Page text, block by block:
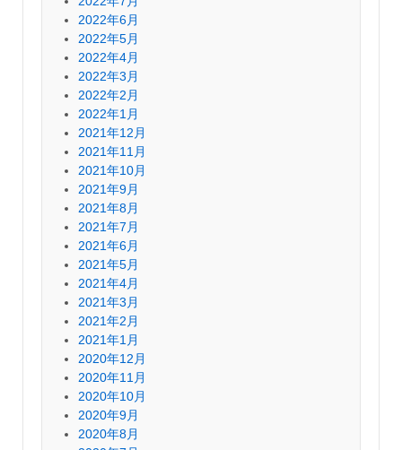
2022年6月
2022年5月
2022年4月
2022年3月
2022年2月
2022年1月
2021年12月
2021年11月
2021年10月
2021年9月
2021年8月
2021年7月
2021年6月
2021年5月
2021年4月
2021年3月
2021年2月
2021年1月
2020年12月
2020年11月
2020年10月
2020年9月
2020年8月